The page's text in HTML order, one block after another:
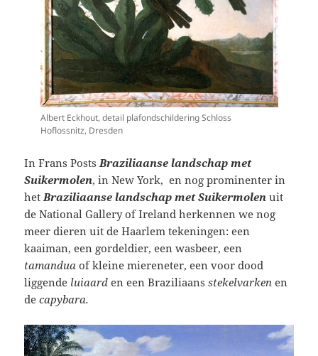
Albert Eckhout, detail plafondschildering Schloss
Hoflossnitz, Dresden
In Frans Posts Braziliaanse landschap met
Suikermolen, in New York, en nog prominenter in
het Braziliaanse landschap met Suikermolen uit
de National Gallery of Ireland herkennen we nog
meer dieren uit de Haarlem tekeningen: een
kaaiman, een gordeldier, een wasbeer, een
tamandua of kleine miereneter, een voor dood
liggende luiaard en een Braziliaansstekelvarken en
decapybara.